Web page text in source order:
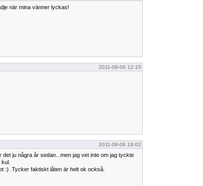
när mina vänner lyckas!
2011-08-06 12:15
2011-08-06 18:02
det ju några år sedan...men jag vet inte om jag tyckte
:) .Tycker faktiskt låten är helt ok också.